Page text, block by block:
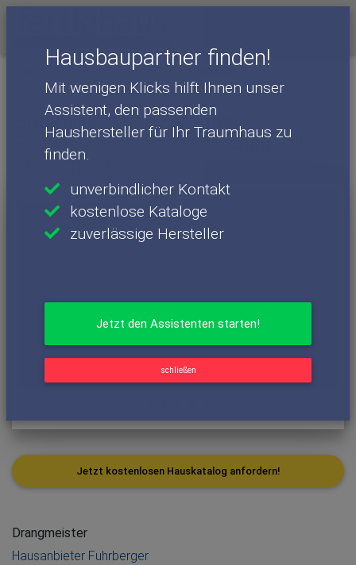
Hausbaupartner finden!
Mit wenigen Klicks hilft Ihnen unser
Assistent, den passenden
Haushersteller für Ihr Traumhaus zu
finden.
unverbindlicher Kontakt
kostenlose Kataloge
zuverlässige Hersteller
Jetzt den Assistenten starten!
schließen
Haushersteller
Fuhrberger - Häuser
Drangmeister
Einfamilienhaus: Fertighaus-
Fachwerkhaus im klassischen Stil -
Drangmeister
Drangmeister
Hausanbieter Fuhrberger
Jetzt kostenlosen Hauskatalog anfordern!